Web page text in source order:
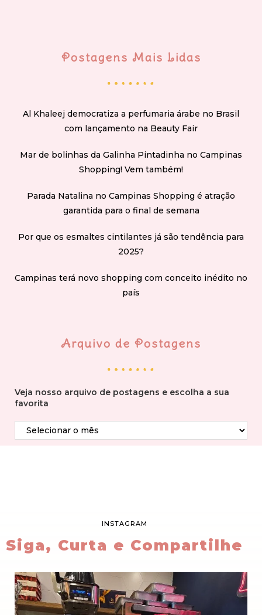
Postagens Mais Lidas
Al Khaleej democratiza a perfumaria árabe no Brasil
com lançamento na Beauty Fair
Mar de bolinhas da Galinha Pintadinha no Campinas
Shopping! Vem também!
Parada Natalina no Campinas Shopping é atração
garantida para o final de semana
Por que os esmaltes cintilantes já são tendência para
2025?
Campinas terá novo shopping com conceito inédito no
país
Arquivo de Postagens
Veja nosso arquivo de postagens e escolha a sua
favorita
INSTAGRAM
Siga, Curta e Compartilhe